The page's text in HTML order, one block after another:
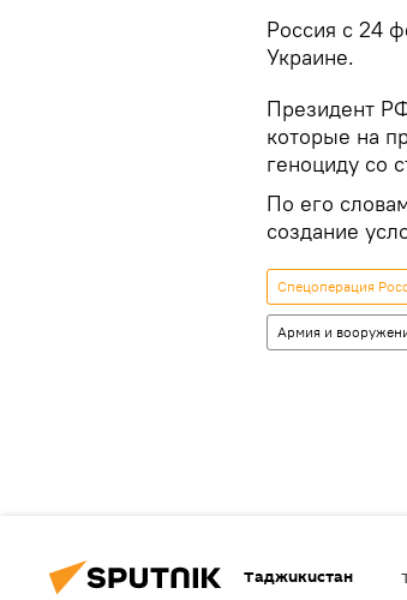
Россия с 24
Украине.
Президент
которые на
геноциду со
По его
создание
Спецоперация
Армия и
Таджикистан